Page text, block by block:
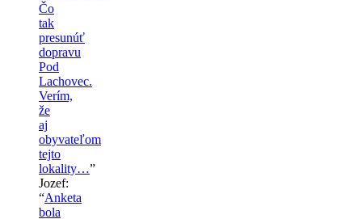
Čo
tak
presunúť
dopravu
Pod
Lachovec.
Verím,
že
aj
obyvateľom
tejto
lokality…”
Jozef:
“Anketa
bola